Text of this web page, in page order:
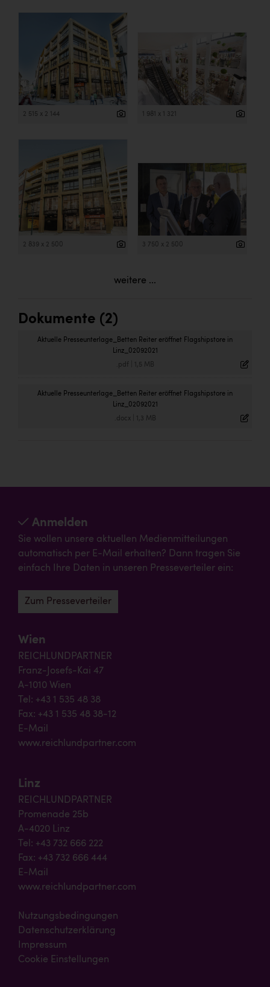
2 515 x 2 144 1 981 x 1 321
2 839 x 2 500 3 750 x 2 500
weitere ...
Dokumente (2)
Aktuelle Presseunterlage_Betten Reiter eröffnet Flagshipstore in
Linz_02092021
.pdf 1,5 MB
Aktuelle Presseunterlage_Betten Reiter eröffnet Flagshipstore in
Linz_02092021
.docx| 1,3 MB
Anmelden
Sie wollen unsere aktuellen Medienmitteilungen
automatisch per E-Mail erhalten? Dann tragen Sie
einfach Ihre Daten in unseren Presseverteiler ein:
Zum Presseverteiler
Wien
REICHLUNDPARTNER
Franz-Josefs-Kai 47
A-1010 Wien
Tel: +43 1 535 48 38
Fax: +43 1 535 48 38-12
E-Mail
www.reichlundpartner.com
Linz
REICHLUNDPARTNER
Promenade 25b
A-4020 Linz
Tel: +43 732 666 222
Fax: +43 732 666 444
E-Mail
www.reichlundpartner.com
Nutzungsbedingungen
Datenschutzerklärung
Impressum
Cookie Einstellungen